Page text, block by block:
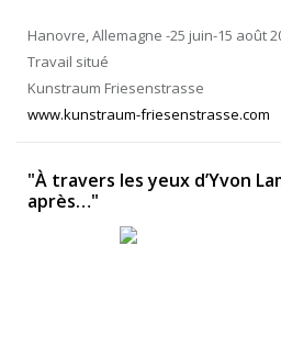
Hanovre, Allemagne -25 juin-15 août
Travail situé
Kunstraum Friesenstrasse
www.kunstraum-friesenstrasse.com
"À travers les yeux d’Yvon
après…"